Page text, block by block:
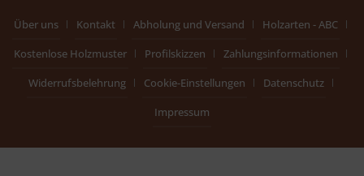
Über uns Kontakt Abholung und Versand
Holzarten - ABC
Kostenlose Holzmuster
Profilskizzen
Zahlungsinformationen
Widerrufsbelehrung
Cookie-Einstellungen
Datenschutz
Impressum